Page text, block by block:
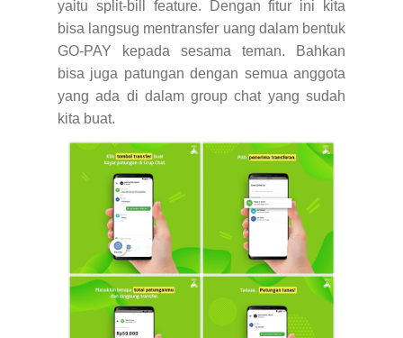
yaitu split-bill feature. Dengan fitur ini kita
bisa langsug mentransfer uang dalam bentuk
GO-PAY kepada sesama teman. Bahkan
bisa juga patungan dengan semua anggota
yang ada di dalam group chat yang sudah
kita buat.